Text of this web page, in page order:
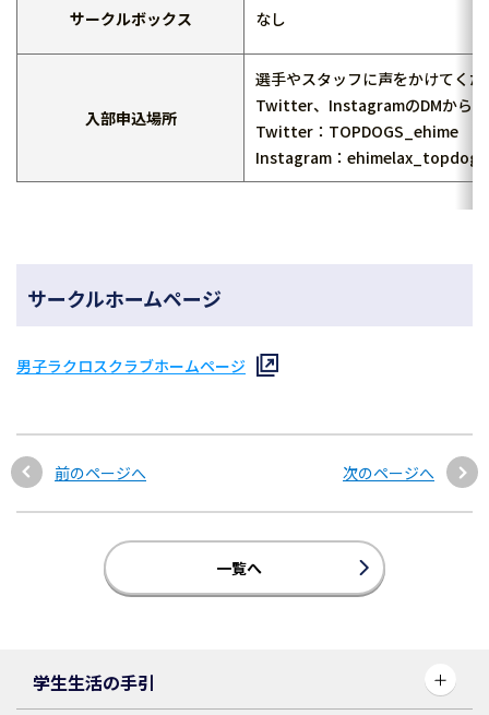
学生生活の手引
サークルボックス なし
入部申込場所
選手やスタッフに声をかけてく
Twitter、InstagramのDMからも
Twitter：TOPDOGS_ehime
Instagram：ehimelax_topdogs
サークルホームページ
男子ラクロスクラブホームページ
前のページへ 次のページへ
一覧へ